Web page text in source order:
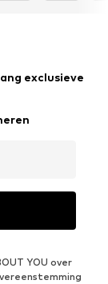
exclusieve
YOU over